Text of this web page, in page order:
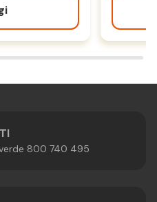
800 740 495